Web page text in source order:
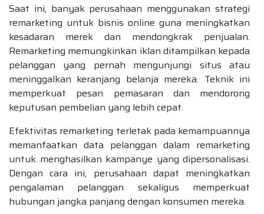
Saat ini, banyak perusahaan menggunakan strategi
remarketing untuk bisnis online guna meningkatkan
kesadaran merek dan mendongkrak penjualan.
Remarketing memungkinkan iklan ditampilkan kepada
pelanggan yang pernah mengunjungi situs atau
meninggalkan keranjang belanja mereka. Teknik ini
memperkuat pesan pemasaran dan mendorong
keputusan pembelian yang lebih cepat.
Efektivitas remarketing terletak pada kemampuannya
memanfaatkan data pelanggan dalam remarketing
untuk menghasilkan kampanye yang dipersonalisasi.
Dengan cara ini, perusahaan dapat meningkatkan
pengalaman pelanggan sekaligus memperkuat
hubungan jangka panjang dengan konsumen mereka.